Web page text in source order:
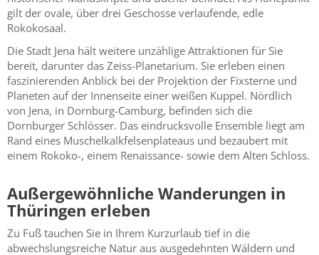
gilt der ovale, über drei Geschosse verlaufende, edle
Rokokosaal.
Die Stadt Jena hält weitere unzählige Attraktionen für Sie
bereit, darunter das Zeiss-Planetarium. Sie erleben einen
faszinierenden Anblick bei der Projektion der Fixsterne und
Planeten auf der Innenseite einer weißen Kuppel. Nördlich
von Jena, in Dornburg-Camburg, befinden sich die
Dornburger Schlösser. Das eindrucksvolle Ensemble liegt am
Rand eines Muschelkalkfelsenplateaus und bezaubert mit
einem Rokoko-, einem Renaissance- sowie dem Alten Schloss.
Außergewöhnliche Wanderungen in
Thüringen erleben
Zu Fuß tauchen Sie in Ihrem Kurzurlaub tief in die
abwechslungsreiche Natur aus ausgedehnten Wäldern und